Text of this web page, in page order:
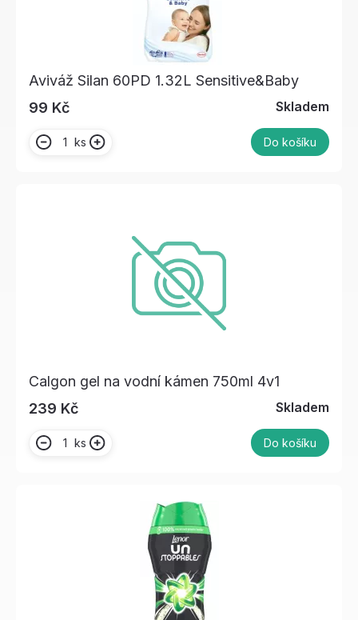
Aviváž Silan 60PD 1.32L Sensitive&Baby
99 Kč
Skladem
ks Do košíku
Calgon gel na vodní kámen 750ml 4v1
239 Kč
Skladem
ks Do košíku